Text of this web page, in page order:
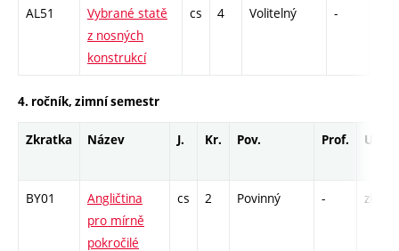
AL51
Vybrané statě
z nosných
konstrukcí
cs 4 Volitelný -
4. ročník, zimní semestr
Zkratka Název J. Kr. Pov. Prof. Uk.
BY01
Angličtina
pro mírně
pokročilé
cs 2 Povinný - zk